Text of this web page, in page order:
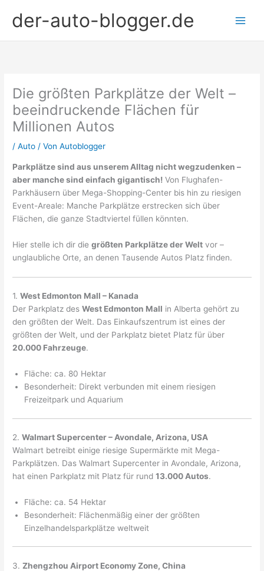
Inhaltder-auto-blogger.de
Die größten Parkplätze der Welt –
beeindruckende Flächen für
Millionen Autos
/Auto / VonAutoblogger
Parkplätze sind aus unserem Alltag nicht wegzudenken –
aber manche sind einfach gigantisch! Von Flughafen-
Parkhäusern über Mega-Shopping-Center bis hin zu riesigen
Event-Areale: Manche Parkplätze erstrecken sich über
Flächen, die ganze Stadtviertel füllen könnten.
Hier stelle ich dir diegrößten Parkplätze der Welt vor –
unglaubliche Orte, an denen Tausende Autos Platz finden.
1.West Edmonton Mall – Kanada
Der Parkplatz desWest Edmonton Mall in Alberta gehört zu
den größten der Welt. Das Einkaufszentrum ist eines der
größten der Welt, und der Parkplatz bietet Platz für über
20.000 Fahrzeuge.
Fläche: ca. 80 Hektar
Besonderheit: Direkt verbunden mit einem riesigen
Freizeitpark und Aquarium
2.Walmart Supercenter – Avondale, Arizona, USA
Walmart betreibt einige riesige Supermärkte mit Mega-
Parkplätzen. Das Walmart Supercenter in Avondale, Arizona,
hat einen Parkplatz mit Platz für rund13.000 Autos.
Fläche: ca. 54 Hektar
Besonderheit: Flächenmäßig einer der größten
Einzelhandelsparkplätze weltweit
3.Zhengzhou Airport Economy Zone, China